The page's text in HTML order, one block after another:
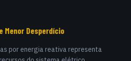
Menor Desperdício
por energia reativa representa